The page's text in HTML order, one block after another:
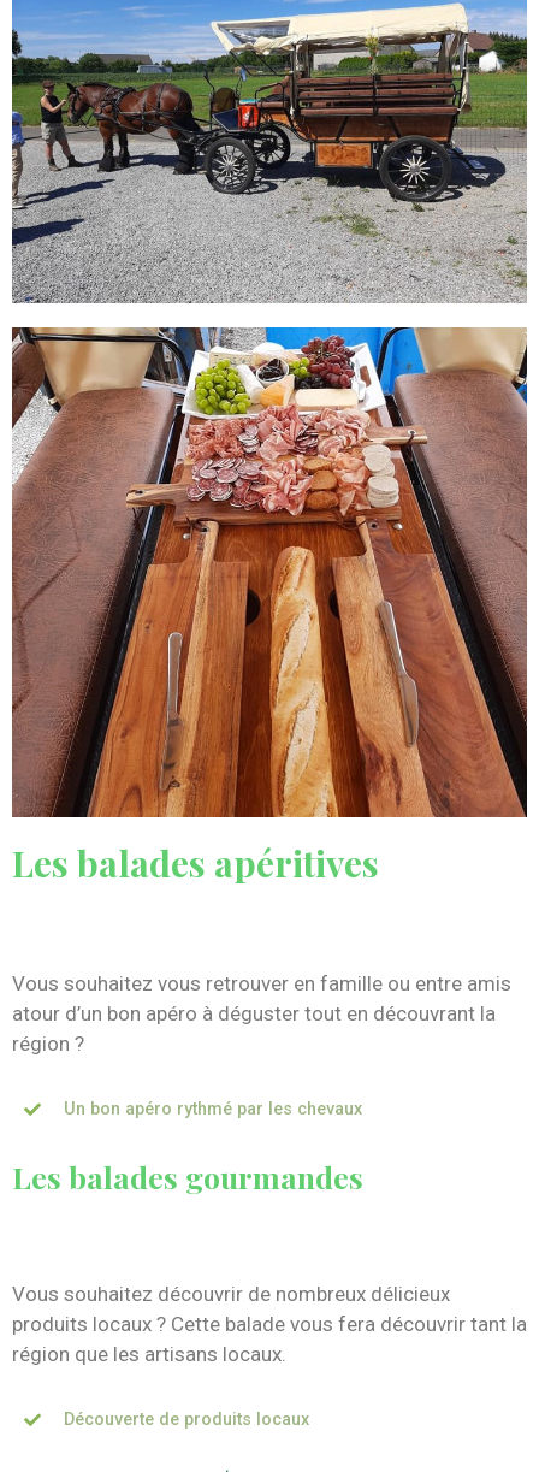
Les balades apéritives
Vous souhaitez vous retrouver en famille ou entre amis
atour d’un bon apéro à déguster tout en découvrant la
région ?
Un bon apéro rythmé par les chevaux
Les balades gourmandes
Vous souhaitez découvrir de nombreux délicieux
produits locaux ? Cette balade vous fera découvrir tant la
région que les artisans locaux.
Découverte de produits locaux